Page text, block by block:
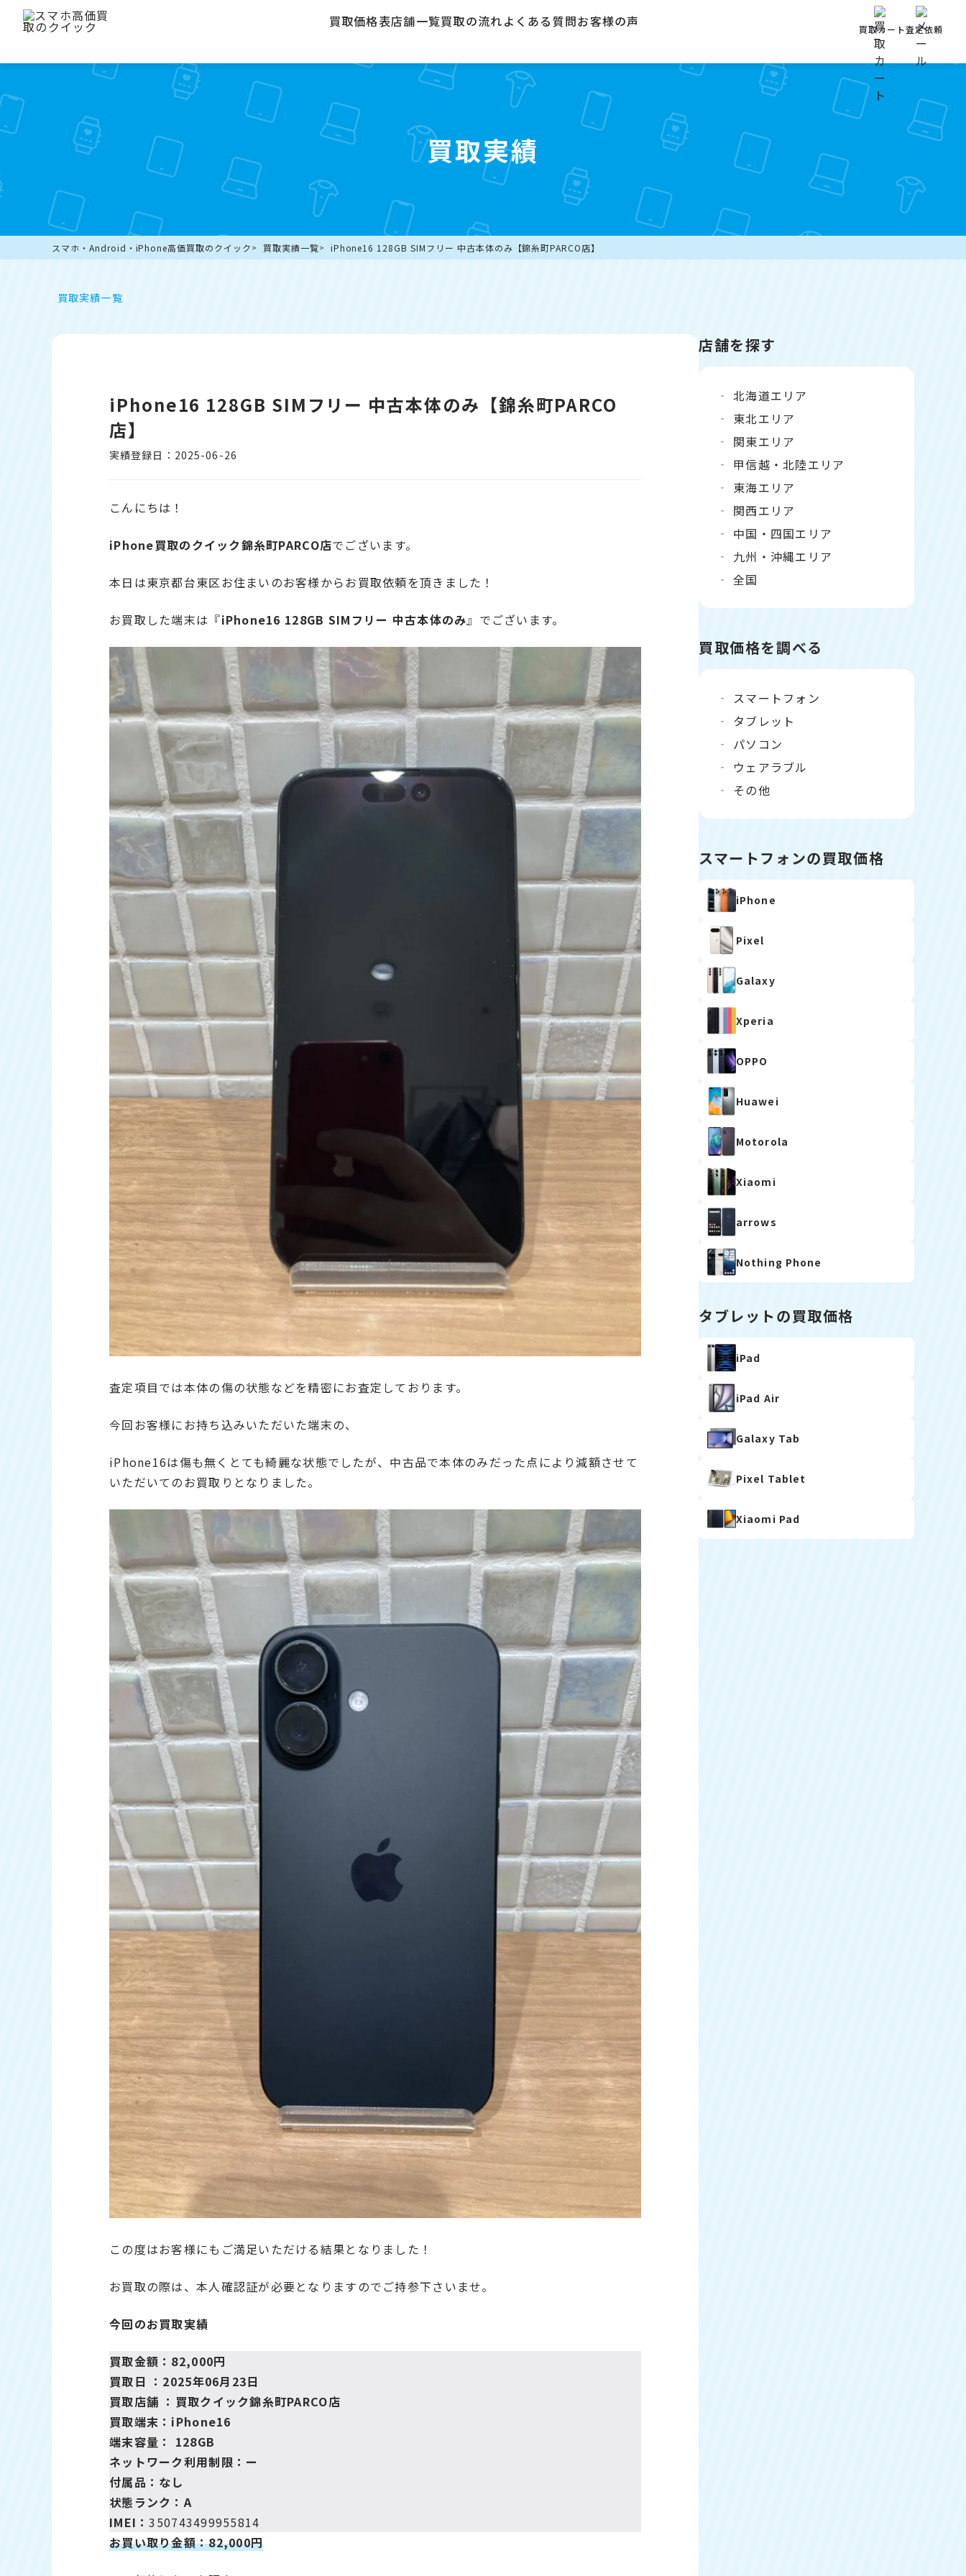
買取価格表店舗一覧買取の流れよくある質問お客様の声 買取カート査定依頼
買取実績
スマホ・Android・iPhone高価買取のクイック 買取実績一覧 iPhone16 128GB SIMフリー 中古本体のみ【錦糸町PARCO店】
買取実績一覧
iPhone16 128GB SIMフリー 中古本体のみ【錦糸町PARCO
店】
実績登録日：2025-06-26
こんにちは！
iPhone買取のクイック錦糸町PARCO店でございます。
本日は東京都台東区お住まいのお客様からお買取依頼を頂きました！
お買取した端末は『iPhone16 128GB SIMフリー 中古本体のみ』でございます。
査定項目では本体の傷の状態などを精密にお査定しております。
今回お客様にお持ち込みいただいた端末の、
iPhone16は傷も無くとても綺麗な状態でしたが、中古品で本体のみだった点により減額させて
いただいてのお買取りとなりました。
この度はお客様にもご満足いただける結果となりました！
お買取の際は、本人確認証が必要となりますのでご持参下さいませ。
今回のお買取実績
買取金額：82,000円
買取日 ：2025年06月23日
買取店舗 ： 買取クイック錦糸町PARCO店
買取端末：iPhone16
端末容量： 128GB
ネットワーク利用制限：ー
付属品：なし
状態ランク：A
IMEI：350743499955814
お買い取り金額：82,000円
店舗を探す
北海道エリア
東北エリア
関東エリア
甲信越・北陸エリア
東海エリア
関西エリア
中国・四国エリア
九州・沖縄エリア
全国
買取価格を調べる
スマートフォン
タブレット
パソコン
ウェアラブル
その他
スマートフォンの買取価格
iPhone
Pixel
Galaxy
Xperia
OPPO
Huawei
Motorola
Xiaomi
arrows
Nothing Phone
タブレットの買取価格
iPad
iPad Air
Galaxy Tab
Pixel Tablet
Xiaomi Pad